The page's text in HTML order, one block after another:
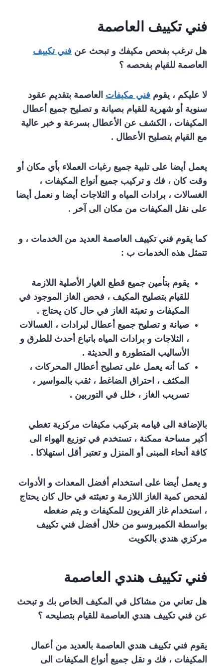
فني تكييف العاصمة
هل ترغب بفحص مكيفك و تبحث عن فني تكييف
العاصمة للقيام بفحصه ؟
لا عليكم ، يقوم فني مكيفات العاصمة بتقديم عقود
سنوية أو شهرية للقيام بصيانة و تصليح جميع أعطال
المكيفات ، الكشف عن الأعطال بسرعة و خبر عالية
مع القيام بتصليح الأعطال .
يعمل أيضا على تلبية جميع رغبات العملاء بأي مكان أو
وقت كان ، فك و تركيب جميع أنواع المكيفات ،
الغسالات ، برادات المياه و الثلاجات أيضا و نعمل أيضا
على نقل المكيفات من مكان الى آخر .
كما يقوم فني تكييف العاصمة العديد من الخدمات ، و
تتمثل هذه الخدمات ب :
يقوم بتأمين جميع قطع الغيار الأصلية اللازمة
للقيام بتصليح المكيف ، فحص الغاز الموجود في
المكيفات و تعبئة الغاز في حال كان يحتاج .
صيانة و تصليح جميع أعطال لبرادات ، الغسالات
، الثلاجات و برادات المياه باتباع أحدث للطرق و
الأساليب المتطورة و الحديثة .
كما أنه يعمل على تصليح أعطال المحركات ،
المكثف ، احتراق الضاغط ، ثقب بالمواسير ،
تسريب الغاز ، خلل في التوربين .
بالإضافة الى قيامه بتركيب مكيفات مركزية تغطي
أكبر مساحة ممكنة ، تستخدم في توزيع الهواء الى
كافة أنحاء المبنى أو المنزل و تعتبر أقل استهلاكا .
و يعمل أيضا على استخدام أفضل المعدات و الأدوات
لفحص كمية الغاز اللازمة و تعبئته في حال كان يحتاج
، استخدام غاز الفريون للمكيفات و يتم ضغطه
بواسطة الكمبروسو من خلال أفضل فني تكييف
مركزي هندي بالكويت
فني تكييف هندي العاصمة
هل تعاني من مشاكل في المكيف الخاص بك و تبحث
عن فني تكييف هندي العاصمة للقيام بتصليحه ؟
يقوم فني تكييف هندي العاصمة بالعديد من أعمال
المكيفات ، فك و نقل جميع أنواع المكيفات الى